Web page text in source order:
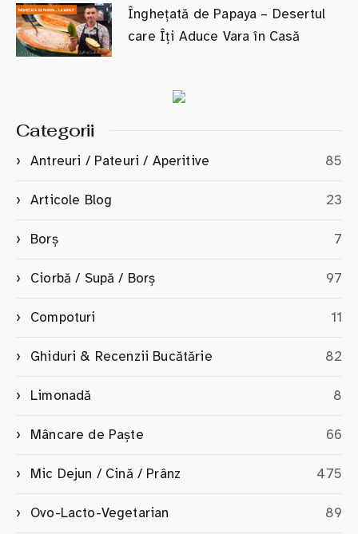
Înghețată de Papaya – Desertul
care Îți Aduce Vara în Casă
Categorii
Antreuri / Pateuri / Aperitive 85
Articole Blog 23
Borș 7
Ciorbă / Supă / Borș 97
Compoturi 11
Ghiduri & Recenzii Bucătărie 82
Limonadă 8
Mâncare de Paște 66
Mic Dejun / Cină / Prânz 475
Ovo-Lacto-Vegetarian 89